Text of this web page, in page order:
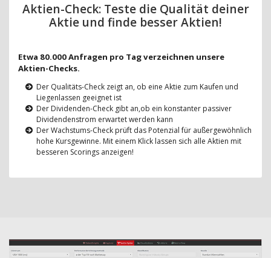
Aktien-Check: Teste die Qualität deiner
Aktie und finde besser Aktien!
Etwa 80.000 Anfragen pro Tag verzeichnen unsere
Aktien-Checks.
Der Qualitäts-Check zeigt an, ob eine Aktie zum Kaufen und
Liegenlassen geeignet ist
Der Dividenden-Check gibt an,ob ein konstanter passiver
Dividendenstrom erwartet werden kann
Der Wachstums-Check prüft das Potenzial für außergewöhnlich
hohe Kursgewinne. Mit einem Klick lassen sich alle Aktien mit
besseren Scorings anzeigen!